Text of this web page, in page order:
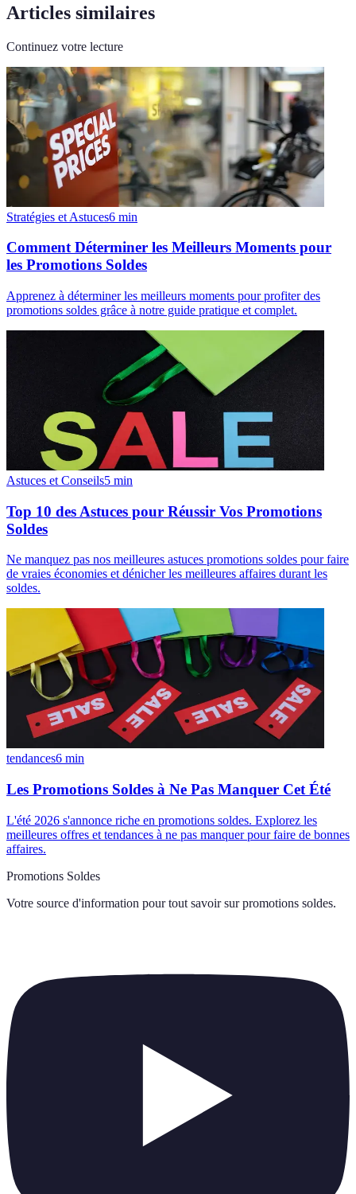
Articles similaires
Continuez votre lecture
Stratégies et Astuces6 min
Comment Déterminer les Meilleurs Moments pour
les Promotions Soldes
Apprenez à déterminer les meilleurs moments pour profiter des
promotions soldes grâce à notre guide pratique et complet.
Astuces et Conseils5 min
Top 10 des Astuces pour Réussir Vos Promotions
Soldes
Ne manquez pas nos meilleures astuces promotions soldes pour faire
de vraies économies et dénicher les meilleures affaires durant les
soldes.
tendances6 min
Les Promotions Soldes à Ne Pas Manquer Cet Été
L'été 2026 s'annonce riche en promotions soldes. Explorez les
meilleures offres et tendances à ne pas manquer pour faire de bonnes
affaires.
Promotions Soldes
Votre source d'information pour tout savoir sur promotions soldes.